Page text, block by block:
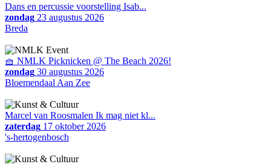
Dans en percussie voorstelling Isab...
zondag 23 augustus 2026
Breda
🧺 NMLK Picknicken @ The Beach 2026!
zondag 30 augustus 2026
Bloemendaal Aan Zee
Marcel van Roosmalen Ik mag niet kl...
zaterdag 17 oktober 2026
's-hertogenbosch